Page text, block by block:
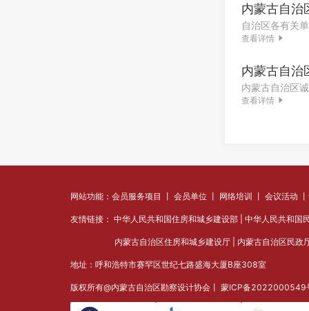
内蒙古自治
查看详情
内蒙古自治
查看详情
网站功能：会员服务项目 丨 会员单位 丨 网络培训 丨 会议活动
友情链接： 中华人民共和国住房和城乡建设部 中华人民共和国
内蒙古自治区住房和城乡建设厅| 内蒙古自治区民政
地址：呼和浩特市赛罕区世纪七路盛海大厦B座308室
版权所有@内蒙古自治区勘察设计协会丨 蒙ICP备2022000549